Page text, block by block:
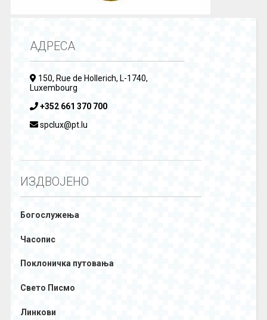
АДРЕСА
150, Rue de Hollerich, L-1740,
Luxembourg
+352 661 370 700
spclux@pt.lu
ИЗДВОЈЕНО
Богослужења
Часопис
Поклоничка путовања
Свето Писмо
Линкови